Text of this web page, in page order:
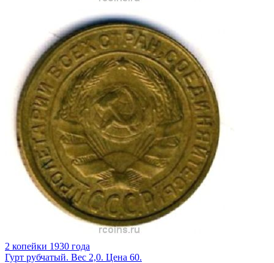
2 копейки 1930 года
Гурт рубчатый. Вес 2,0. Цена 60.